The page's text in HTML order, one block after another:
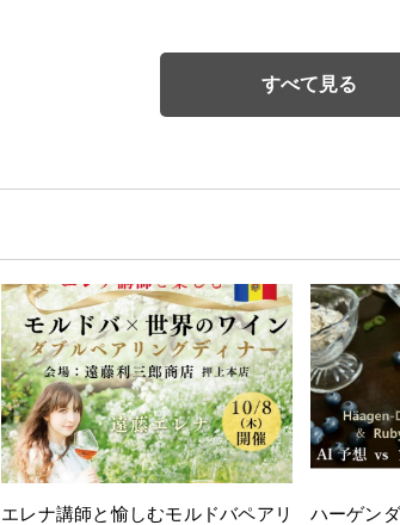
すべて見る
エレナ講師と愉しむモルドバペアリ
ハーゲン